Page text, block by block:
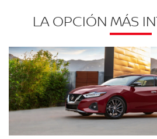
LA OPCIÓN MÁS